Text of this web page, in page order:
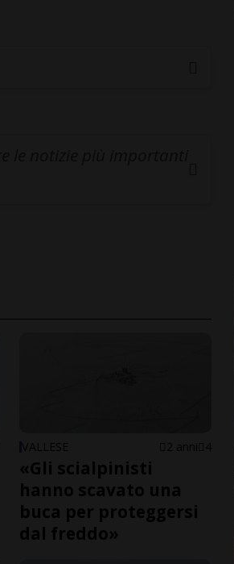
VALLESE 2 anni 4
«Gli scialpinisti
hanno scavato una
buca per proteggersi
dal freddo»